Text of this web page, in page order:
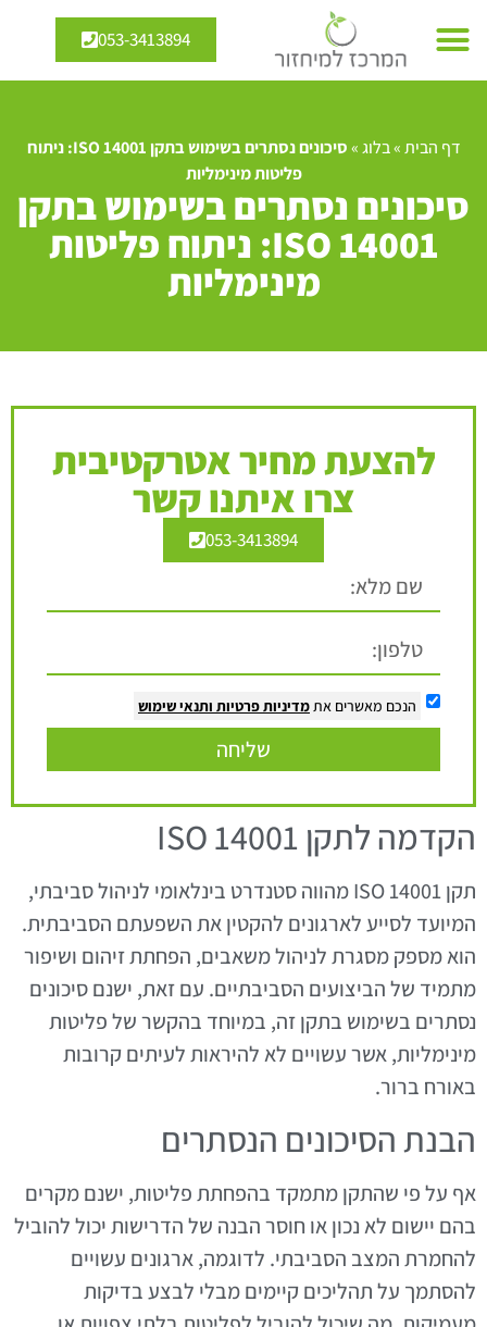
053-3413894
דף הבית»בלוג»
סיכונים נסתרים בשימוש בתקן ISO 14001: ניתוח
פליטות מינימליות
סיכונים נסתרים בשימוש בתקן
ISO 14001: ניתוח פליטות
מינימליות
להצעת מחיר אטרקטיבית
צרו איתנו קשר
053-3413894
הנכם מאשרים את מדיניות פרטיות ותנאי שימוש
שליחה
הקדמה לתקן ISO 14001
תקן ISO 14001 מהווה סטנדרט בינלאומי לניהול סביבתי,
המיועד לסייע לארגונים להקטין את השפעתם הסביבתית.
הוא מספק מסגרת לניהול משאבים, הפחתת זיהום ושיפור
מתמיד של הביצועים הסביבתיים. עם זאת, ישנם סיכונים
נסתרים בשימוש בתקן זה, במיוחד בהקשר של פליטות
מינימליות, אשר עשויים לא להיראות לעיתים קרובות
באורח ברור.
הבנת הסיכונים הנסתרים
אף על פי שהתקן מתמקד בהפחתת פליטות, ישנם מקרים
בהם יישום לא נכון או חוסר הבנה של הדרישות יכול להוביל
להחמרת המצב הסביבתי. לדוגמה, ארגונים עשויים
להסתמך על תהליכים קיימים מבלי לבצע בדיקות